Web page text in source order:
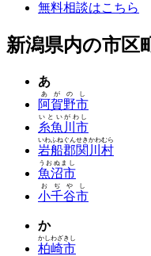
無料相談はこちら
新潟県内の市区
あ
阿賀野市
あがのし
糸魚川市
いといがわし
岩船郡関川村
いわふねぐんせきかわむら
魚沼市
うおぬまし
小千谷市
おぢやし
か
柏崎市
かしわざきし